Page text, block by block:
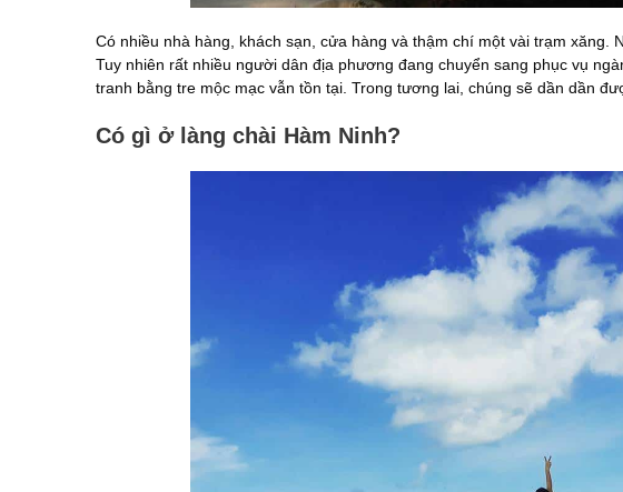
Có nhiều nhà hàng, khách sạn, cửa hàng và thậm chí một vài trạm xăng.
Tuy nhiên rất nhiều người dân địa phương đang chuyển sang phục vụ
tranh bằng tre mộc mạc vẫn tồn tại. Trong tương lai, chúng sẽ dần dần
Có gì ở làng chài Hàm Ninh?